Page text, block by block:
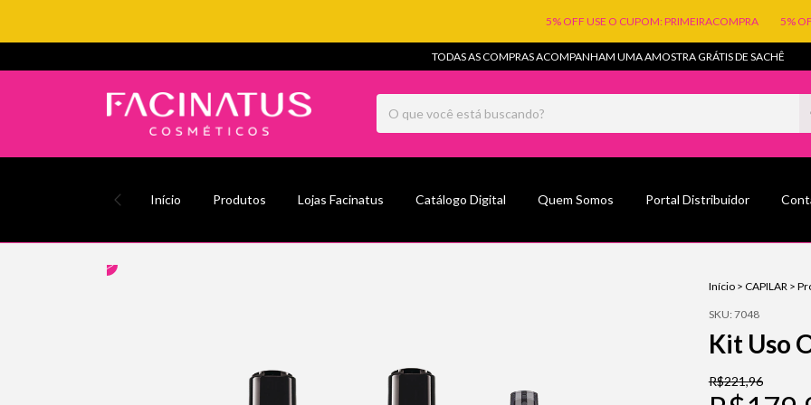
5% OFF USE O CUPOM: PRIMEIRACOMPRA 5% OFF USE O
TODAS AS COMPRAS ACOMPANHAM UMA AMOSTRA GRÁTIS DE SACHÊ
Início Produtos Lojas Facinatus Catálogo Digital Quem Somos Portal Distribuidor
Início > CAPILAR >
SKU: 7048
Kit Uso
R$221,96